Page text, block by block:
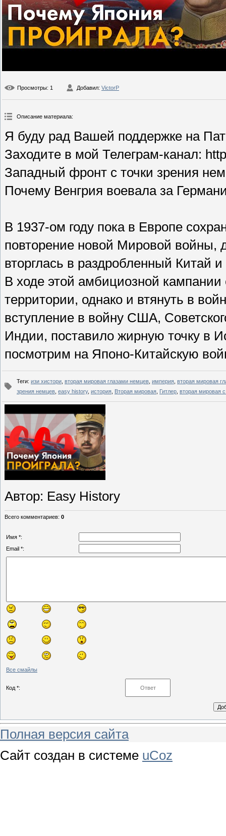
Просмотры: 1 Добавил: VictorP
Описание материала:
Я буду рад Вашей поддержке на
Заходите в мой Телеграм-канал:
Западный фронт с точки зрения
Почему Венгрия воевала за
В 1937-ом году пока в Европе
повторение новой Мировой войны,
вторглась в раздробленный Китай
В ходе этой амбициозной кампании
территории, однако и втянуть в
вступление в войну США,
Индии, поставило жирную точку в
посмотрим на Японо-Китайскую
Теги: изи хистори вторая мировая глазами немцев империя вторая мировая
зрения немцев easy history, история Вторая мировая Гитлер вторая мировая
Автор: Easy History
Всего комментариев: 0
Имя *:
Email *:
Все смайлы
Код *:
Полная версия сайта
Сайт создан в системе uCoz